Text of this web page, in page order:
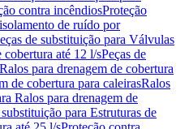
contra incêndiosProteção
de ruído por
de substituição para Válvulas
cobertura até 12 l/sPeças de
Ralos para drenagem de cobertura
de cobertura para caleirasRalos
Ralos para drenagem de
substituição para Estruturas de